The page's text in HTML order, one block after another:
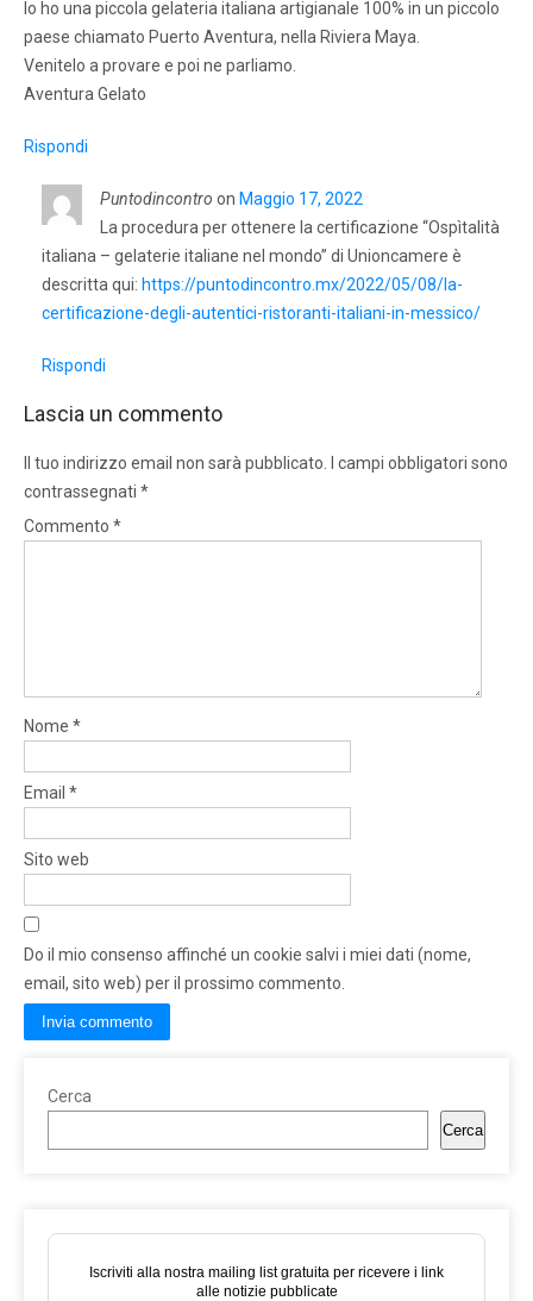
Io ho una piccola gelateria italiana artigianale 100% in un piccolo
paese chiamato Puerto Aventura, nella Riviera Maya.
Venitelo a provare e poi ne parliamo.
Aventura Gelato
Rispondi
Puntodincontro on Maggio 17, 2022
La procedura per ottenere la certificazione “Ospìtalità
italiana – gelaterie italiane nel mondo” di Unioncamere è
descritta qui: https://puntodincontro.mx/2022/05/08/la-
certificazione-degli-autentici-ristoranti-italiani-in-messico/
Rispondi
Lascia un commento
Il tuo indirizzo email non sarà pubblicato.
I campi obbligatori sono
contrassegnati *
Commento *
Nome *
Email *
Sito web
Do il mio consenso affinché un cookie salvi i miei dati (nome,
email, sito web) per il prossimo commento.
Cerca
Cerca
Iscriviti alla nostra mailing list gratuita per ricevere i link
alle notizie pubblicate